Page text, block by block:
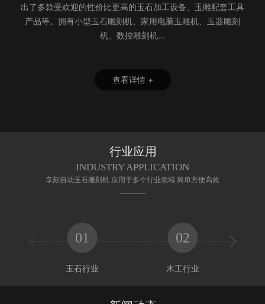
出了多款受欢迎的性价比更高的玉石加工设备、玉雕配套工具
产品等。拥有小型玉石雕刻机、家用电脑玉雕机、玉器雕刻
机、数控雕刻机...
查看详情 +
行业应用
INDUSTRY APPLICATION
享刻自动玉石雕刻机 应用于多个行业领域 简单方便高效
01
玉石行业
02
木工行业
 